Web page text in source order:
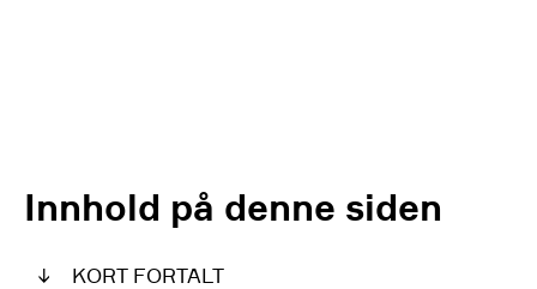
Innhold på denne siden
↓ KORT FORTALT